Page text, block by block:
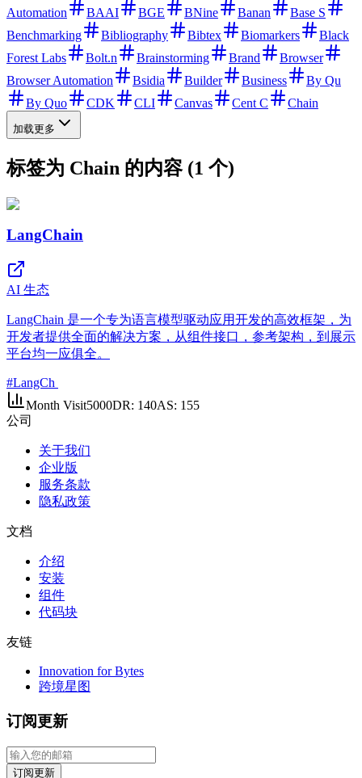
Automation
BAAI BGE BNine Banan
Base S
Benchmarking
Bibliography Bibtex Biomarkers
Black
Forest Labs
Bolt.n Brainstorming Brand
Browser
Browser Automation
Bsidia Builder Business
By Qu
By Quo
CDK CLI Canvas Cent C Chain
加载更多
标签为 Chain 的内容 (1 个)
LangChain
AI 生态
LangChain 是一个专为语言模型驱动应用开发的高效框架，为
开发者提供全面的解决方案，从组件接口，参考架构，到展示
平台均一应俱全。
#LangCh
Month Visit5000DR: 140AS: 155
公司
关于我们
企业版
服务条款
隐私政策
文档
介绍
安装
组件
代码块
友链
Innovation for Bytes
跨境星图
订阅更新
订阅更新